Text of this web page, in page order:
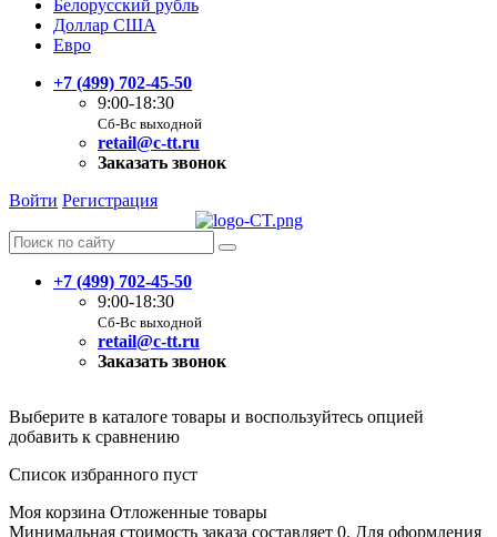
Белорусский рубль
Доллар США
Евро
+7 (499) 702-45-50
9:00-18:30
Сб-Вс выходной
retail@c-tt.ru
Заказать звонок
Войти Регистрация
+7 (499) 702-45-50
9:00-18:30
Сб-Вс выходной
retail@c-tt.ru
Заказать звонок
Выберите в каталоге товары и воспользуйтесь опцией
добавить к сравнению
Список избранного пуст
Моя корзина Отложенные товары
Минимальная стоимость заказа составляет 0. Для оформления